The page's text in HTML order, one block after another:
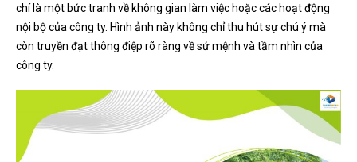
chí là một bức tranh về không gian làm việc hoặc các hoạt động
nội bộ của công ty. Hình ảnh này không chỉ thu hút sự chú ý mà
còn truyền đạt thông điệp rõ ràng về sứ mệnh và tầm nhìn của
công ty.